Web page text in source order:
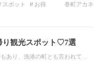
スポット
お得
巻町アカネ
り観光スポット♡7選
あり、漁港の町とも言われて…